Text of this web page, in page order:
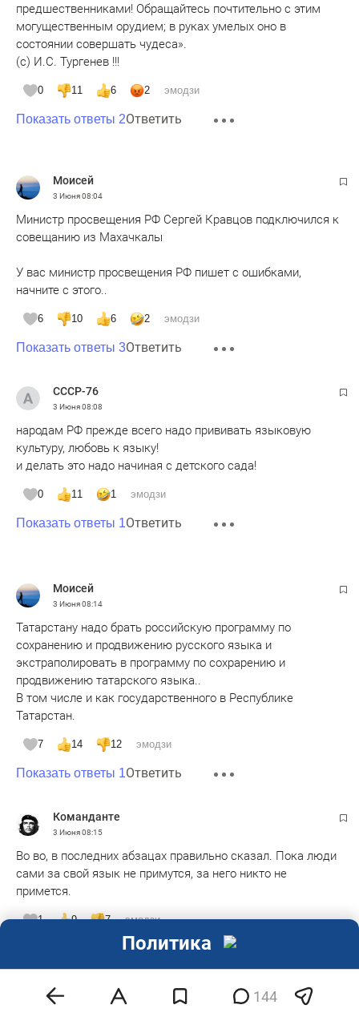
предшественниками! Обращайтесь почтительно с этим
могущественным орудием; в руках умелых оно в
состоянии совершать чудеса».
(с) И.С. Тургенев !!!
0 11 6 2 эмодзи
Показать ответы 2Ответить
Moисeй
3 Июня08:04
Министр просвещения РФ Сергей Кравцов подключился к
совещанию из Махачкалы
У вас министр просвещения РФ пишет с ошибками,
начните с этого..
6 10 6 2 эмодзи
Показать ответы 3Ответить
СССР-76
3 Июня08:08
народам РФ прежде всего надо прививать языковую
культуру, любовь к языку!
и делать это надо начиная с детского сада!
0 11 1 эмодзи
Показать ответы 1Ответить
Moисeй
3 Июня08:14
Татарстану надо брать российскую программу по
сохранению и продвижению русского языка и
экстраполировать в программу по сохрарению и
продвижению татарского языка..
В том числе и как государственного в Республике
Татарстан.
7 14 12 эмодзи
Показать ответы 1Ответить
Команданте
3 Июня08:15
Во во, в последних абзацах правильно сказал. Пока люди
сами за свой язык не примутся, за него никто не
примется.
1 9 7 эмодзи
Показать ответы 1 Ответить
Тахир Давлетшин
3 Июня
144
Политика